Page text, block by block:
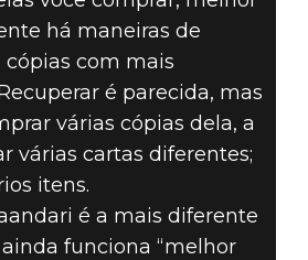
há maneiras de
cópias com mais
é parecida, mas
várias cópias dela, a
várias cartas diferentes;
itens.
é a mais diferente
funciona “melhor